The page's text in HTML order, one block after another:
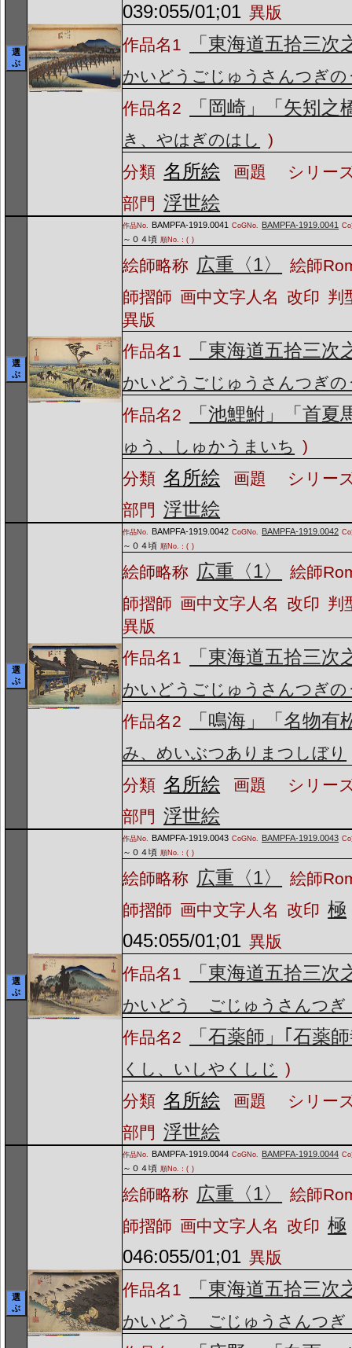
選
ぶ
039:055/01;01 異版
作品名1
「東海道五拾三次
かいどうごじゅうさんつぎの
作品名2
「岡崎」「矢矧之
き、やはぎのはし
)
分類 名所絵 画題
シリー
部門 浮世絵
選
ぶ
作品No. BAMPFA-1919.0041 CoGNo. BAMPFA-1919.0041
～０４頃 順No.：( )
絵師略称 広重〈1〉
絵師
師摺師 画中文字人名 改印 判
異版
作品名1
「東海道五拾三次
かいどうごじゅうさんつぎの
作品名2
「池鯉鮒」「首夏
ゅう、しゅかうまいち )
分類 名所絵 画題
シリー
部門 浮世絵
選
ぶ
作品No. BAMPFA-1919.0042 CoGNo. BAMPFA-1919.0042
～０４頃 順No.：( )
絵師略称 広重〈1〉
絵師
師摺師 画中文字人名 改印 判
異版
作品名1
「東海道五拾三次
かいどうごじゅうさんつぎの
作品名2
「鳴海」「名物有
み、めいぶつありまつしぼり
分類 名所絵 画題
シリー
部門 浮世絵
選
ぶ
作品No. BAMPFA-1919.0043 CoGNo. BAMPFA-1919.0043
～０４頃 順No.：( )
絵師略称 広重〈1〉
絵師
師摺師 画中文字人名 改印 極
045:055/01;01 異版
作品名1
「東海道五拾三次
かいどう ごじゅうさんつ
作品名2
「石薬師」｢石薬
くし、いしやくしじ
)
分類 名所絵 画題
シリー
部門 浮世絵
選
ぶ
作品No. BAMPFA-1919.0044 CoGNo. BAMPFA-1919.0044
～０４頃 順No.：( )
絵師略称 広重〈1〉
絵師
師摺師 画中文字人名 改印 極
046:055/01;01 異版
作品名1
「東海道五拾三次
かいどう ごじゅうさんつ